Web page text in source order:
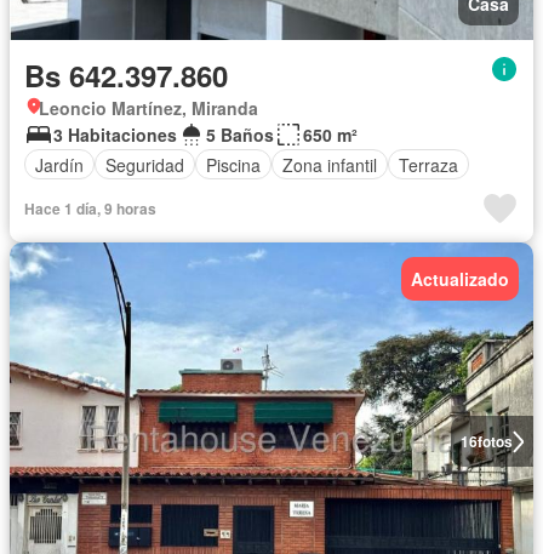
Bs 642.397.860
Leoncio Martínez, Miranda
3 Habitaciones
5 Baños
650 m²
Jardín
Seguridad Piscina Zona infantil Terraza
Hace 1 día, 9 horas
16fotos
Actualizado